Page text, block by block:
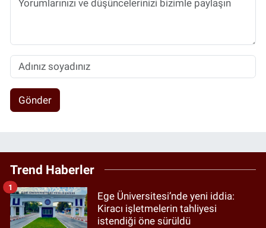
Gönder
Trend Haberler
Ege Üniversitesi’nde yeni iddia:
Kiracı işletmelerin tahliyesi
istendiği öne sürüldü
1